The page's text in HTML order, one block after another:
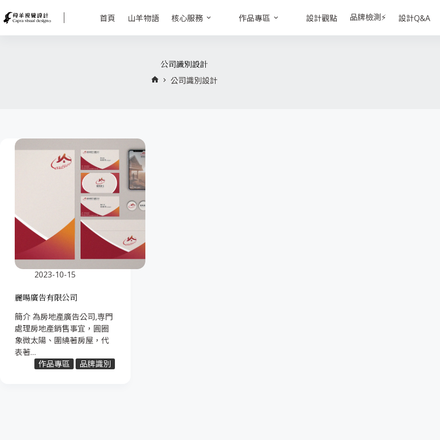
首頁 山羊物語 核心服務 作品專區 設計觀點 品牌檢測⚡ 設計Q&A
公司識別設計
公司識別設計
2023-10-15
麗暘廣告有限公司
簡介 為房地產廣告公司,専門
處理房地產銷售事宜，圓圈
象微太陽、圍繞著房屋，代
表著…
作品專區
品牌識別